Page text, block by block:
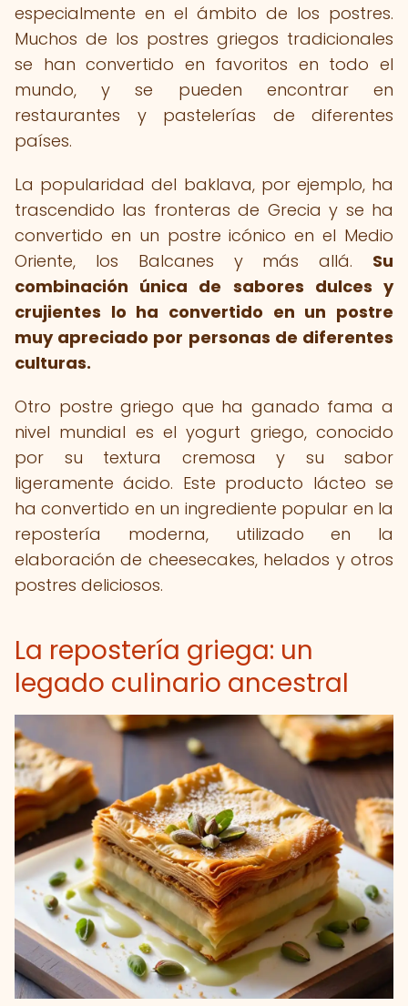
especialmente en el ámbito de los postres.
Muchos de los postres griegos tradicionales
se han convertido en favoritos en todo el
mundo, y se pueden encontrar en
restaurantes y pastelerías de diferentes
países.
La popularidad del baklava, por ejemplo, ha
trascendido las fronteras de Grecia y se ha
convertido en un postre icónico en el Medio
Oriente, los Balcanes y más allá. Su
combinación única de sabores dulces y
crujientes lo ha convertido en un postre
muy apreciado por personas de diferentes
culturas.
Otro postre griego que ha ganado fama a
nivel mundial es el yogurt griego, conocido
por su textura cremosa y su sabor
ligeramente ácido. Este producto lácteo se
ha convertido en un ingrediente popular en la
repostería moderna, utilizado en la
elaboración de cheesecakes, helados y otros
postres deliciosos.
La repostería griega: un
legado culinario ancestral